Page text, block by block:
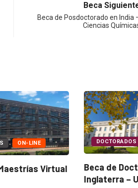
Beca
Beca de Posdoctorado en India
Ciencias
DOCTORADOS INGLATERRA
Beca de Doctorado en
Inglaterra – University...